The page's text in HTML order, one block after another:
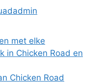
met elke
in Chicken Road en
Chicken Road